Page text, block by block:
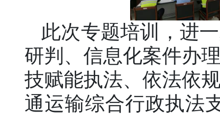
此次专题培训，进
研判、信息化案件办
技赋能执法、依法依
通运输综合行政执法